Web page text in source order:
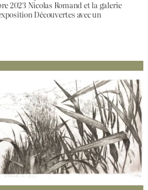
2023 Nicolas Romand et la galerie
Découvertes avec un